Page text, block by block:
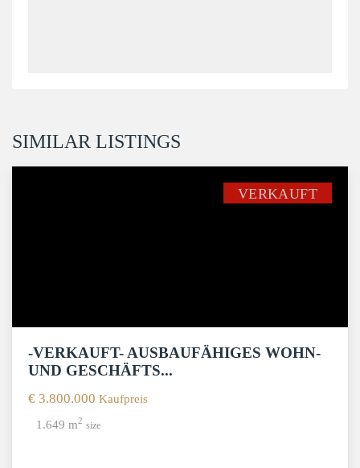
SIMILAR LISTINGS
VERKAUFT
-VERKAUFT- AUSBAUFÄHIGES WOHN-
UND GESCHÄFTS...
€ 3.800.000 Kaufpreis
1.649 m2 size